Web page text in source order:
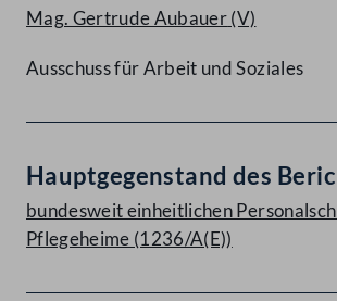
Mag. Gertrude Aubauer(V)
Ausschuss für Arbeit und Soziales
Hauptgegenstand des
bundesweit einheitlichen
Pflegeheime (1236/A(E))